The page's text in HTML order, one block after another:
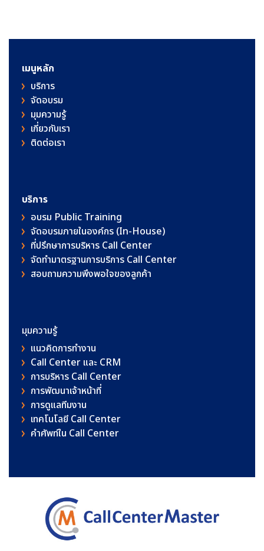
เมนูหลัก
บริการ
จัดอบรม
มุมความรู้
เกี่ยวกับเรา
ติดต่อเรา
บริการ
อบรม Public Training
จัดอบรมภายในองค์กร (In-House)
ที่ปรึกษาการบริหาร Call Center
จัดทำมาตรฐานการบริการ Call Center
สอบถามความพึงพอใจของลูกค้า
มุมความรู้
แนวคิดการทำงาน
Call Center และ CRM
การบริหาร Call Center
การพัฒนาเจ้าหน้าที่
การดูแลทีมงาน
เทคโนโลยี Call Center
คําศัพท์ใน Call Center